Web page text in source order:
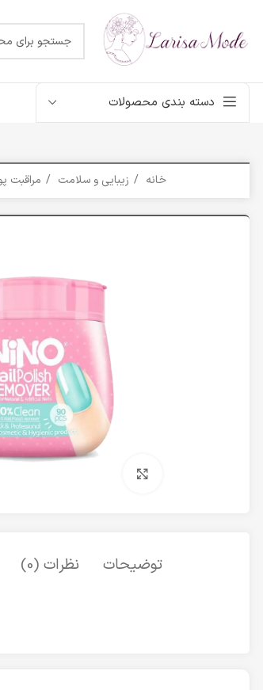
دسته بندی محصولات
خانه زیبایی و سلامت مراقبت
توضیحات نظرات (0)